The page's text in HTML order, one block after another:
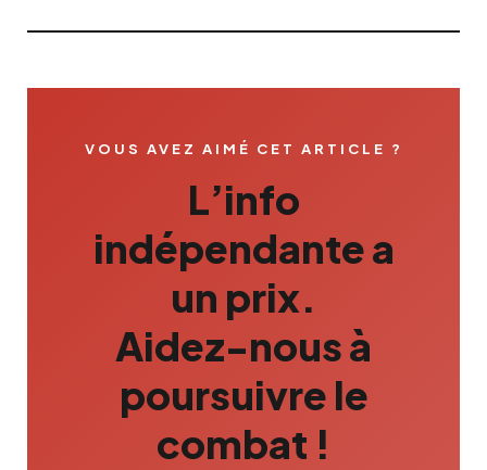
VOUS AVEZ AIMÉ CET ARTICLE ?
L’info
indépendante a
un prix.
Aidez-nous à
poursuivre le
combat !